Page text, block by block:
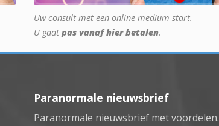
Uw consult met een online medium start.
U gaat pas vanaf hier betalen.
Paranormale nieuwsbrief
Paranormale nieuwsbrief met voordelen.